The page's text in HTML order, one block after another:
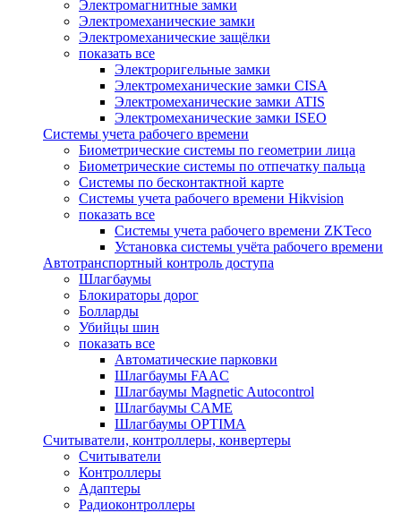
Электромагнитные замки
Электромеханические замки
Электромеханические защёлки
показать все
Электроригельные замки
Электромеханические замки CISA
Электромеханические замки ATIS
Электромеханические замки ISEO
Системы учета рабочего времени
Биометрические системы по геометрии лица
Биометрические системы по отпечатку пальца
Системы по бесконтактной карте
Системы учета рабочего времени Hikvision
показать все
Системы учета рабочего времени ZKTeco
Установка системы учёта рабочего времени
Автотранспортный контроль доступа
Шлагбаумы
Блокираторы дорог
Болларды
Убийцы шин
показать все
Автоматические парковки
Шлагбаумы FAAC
Шлагбаумы Magnetic Autocontrol
Шлагбаумы CAME
Шлагбаумы OPTIMA
Считыватели, контроллеры, конвертеры
Считыватели
Контроллеры
Адаптеры
Радиоконтроллеры